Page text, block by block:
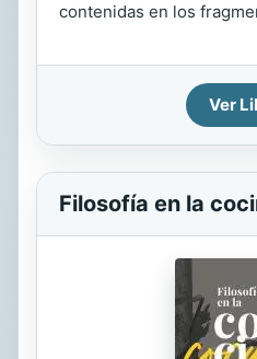
contenidas en los
Ver
Filosofía en la